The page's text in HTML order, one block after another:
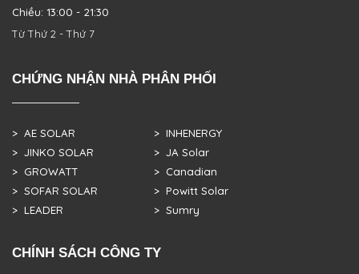
Chiều: 13:00 - 21:30
Từ Thứ 2 - Thứ 7
CHỨNG NHẬN NHÀ PHÂN PHỐI
> AE SOLAR
> JINKO SOLAR
> GROWATT
> SOFAR SOLAR
> LEADER
> INHENERGY
> JA Solar
> Canadian
> Powitt Solar
> Sumry
CHÍNH SÁCH CÔNG TY